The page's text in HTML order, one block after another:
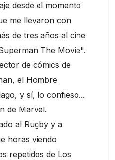
desde el momento
me llevaron con
de tres años al cine
The Movie".
de cómics de
el Hombre
y sí, lo confieso...
de Marvel.
al Rugby y a
horas viendo
repetidos de Los